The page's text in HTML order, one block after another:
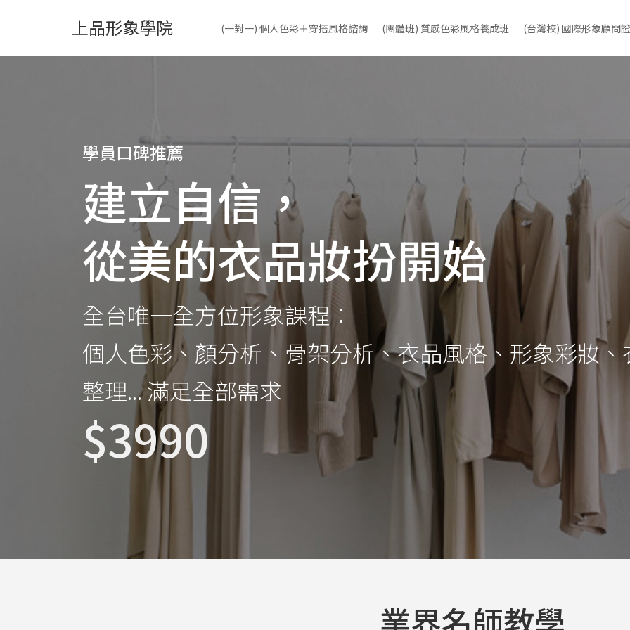
上品形象學院 (一對一) 個人色彩＋穿搭風格諮詢 (團體班) 質感色彩風格養成班 (台灣校) 國際形象顧問
學員口碑推薦
建立自信，
從美的衣品妝扮開始
全台唯一全方位形象課程：
個人色彩、顏分析、骨架分析、衣品風格、形象彩妝、
整理... 滿足全部需求
$3990
業界名師教學